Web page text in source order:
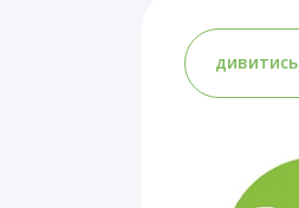
дивитись